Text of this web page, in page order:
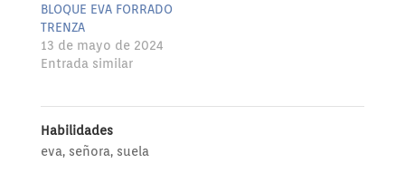
BLOQUE EVA FORRADO
TRENZA
13 de mayo de 2024
Entrada similar
Habilidades
eva, señora, suela